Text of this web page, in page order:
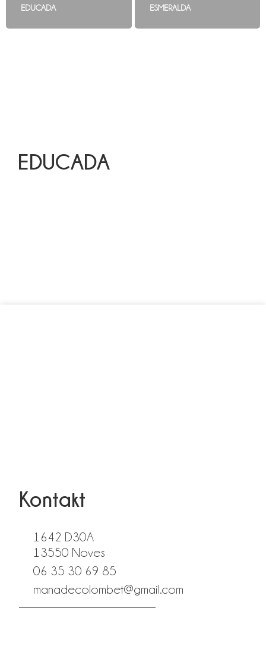
EDUCADA ESMERALDA
EDUCADA
Kontakt
1642 D30A
13550 Noves
06 35 30 69 85
manadecolombet@gmail.com